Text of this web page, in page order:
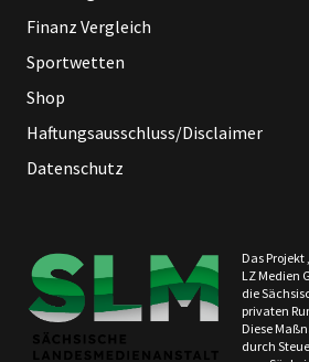
Finanz Vergleich
Sportwetten
Shop
Haftungsausschluss/Disclaimer
Datenschutz
Das Projekt
LZ Medien
die
privaten
Diese
durch